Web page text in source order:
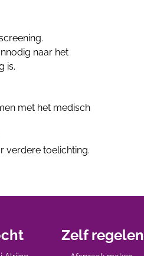
naar het
is.
met het medisch
verdere toelichting.
Zelf regelen